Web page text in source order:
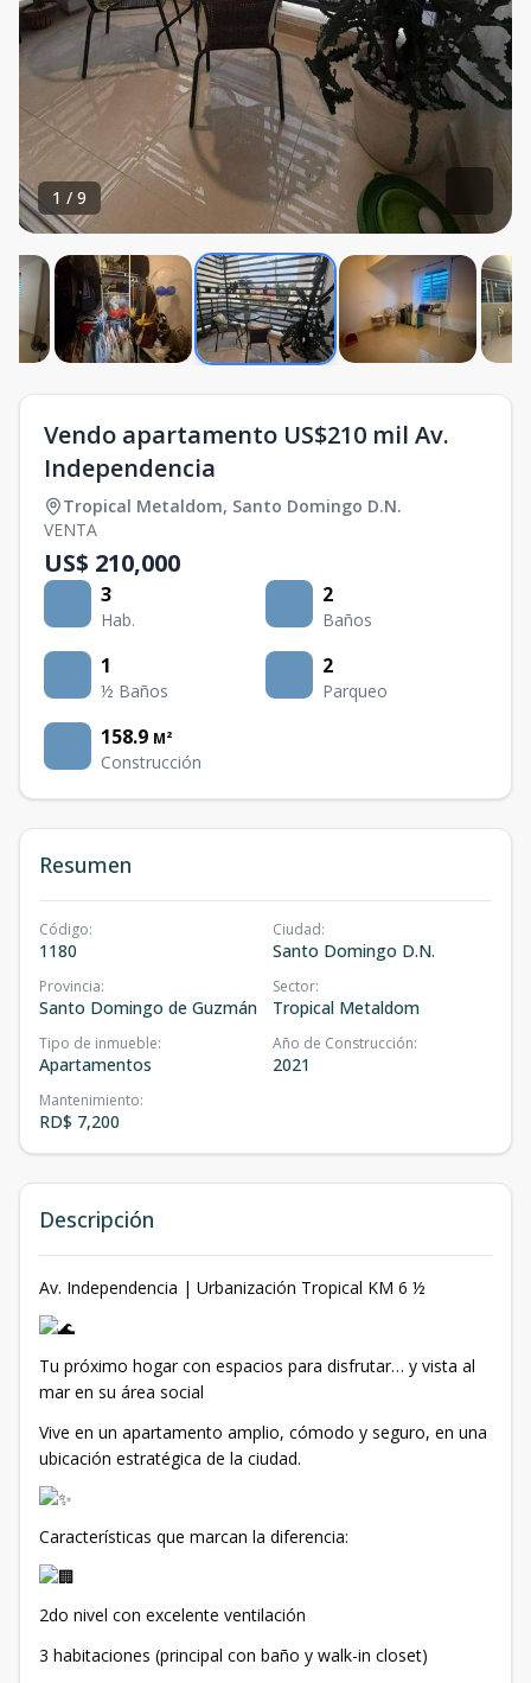
1 / 9
Vendo apartamento US$210 mil Av.
Independencia
Tropical Metaldom, Santo Domingo D.N.
VENTA
US$ 210,000
3
Hab.
2
Baños
1
½ Baños
2
Parqueo
158.9 M²
Construcción
Resumen
Código:
1180
Ciudad:
Santo Domingo D.N.
Provincia:
Santo Domingo de Guzmán
Sector:
Tropical Metaldom
Tipo de inmueble:
Apartamentos
Año de Construcción:
2021
Mantenimiento:
RD$ 7,200
Descripción
Av. Independencia | Urbanización Tropical KM 6 ½
Tu próximo hogar con espacios para disfrutar… y vista al
mar en su área social
Vive en un apartamento amplio, cómodo y seguro, en una
ubicación estratégica de la ciudad.
Características que marcan la diferencia:
2do nivel con excelente ventilación
3 habitaciones (principal con baño y walk-in closet)